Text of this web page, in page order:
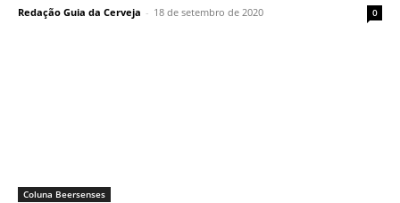
Redação Guia da Cerveja - 18 de setembro de 2020 0
Coluna Beersenses